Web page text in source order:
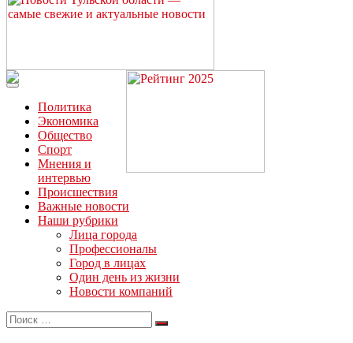
Читайте последние новости дня в Тульской области на сайте
“ЗаНовомосковск”
Политика
Экономика
Общество
Спорт
Мнения и
интервью
Происшествия
Важные новости
Наши рубрики
Лица города
Профессионалы
Город в лицах
Один день из жизни
Новости компаний